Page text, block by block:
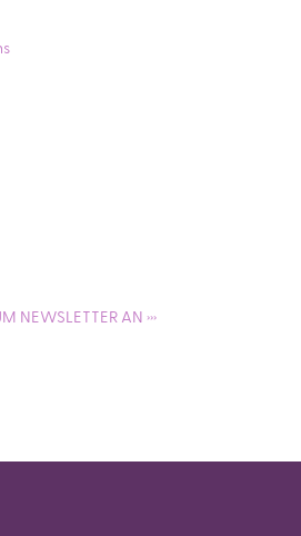
NEWSLETTER AN ›››